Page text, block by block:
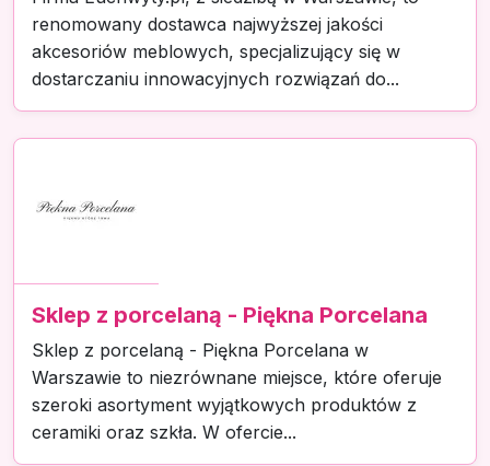
renomowany dostawca najwyższej jakości
akcesoriów meblowych, specjalizujący się w
dostarczaniu innowacyjnych rozwiązań do...
Sklep z porcelaną - Piękna Porcelana
Sklep z porcelaną - Piękna Porcelana w
Warszawie to niezrównane miejsce, które oferuje
szeroki asortyment wyjątkowych produktów z
ceramiki oraz szkła. W ofercie...